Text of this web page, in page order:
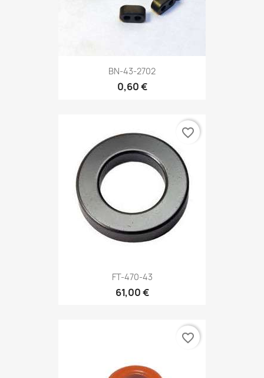
BN-43-2702
0,60 €
FT-470-43
61,00 €
favorite_border
favorite_border